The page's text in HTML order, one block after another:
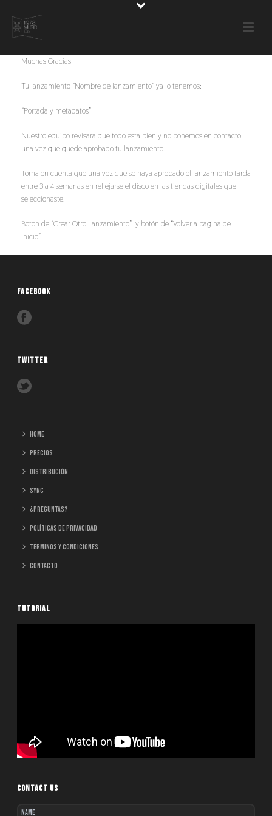
Muchas Gracias!
Tu lanzamiento “Nombre de lanzamiento” ya lo tenemos:
“Portada y metadatos”
Nuestro equipo revisara que todo esta bien y no ponemos en contacto
una vez que quede aprobado tu lanzamiento.
Toma en cuenta que una vez que se haya aprobado el lanzamiento tarda
entre 3 a 4 semanas en reflejarse el disco en las tiendas digitales que
seleccionaste.
Boton de “Crear Otro Lanzamiento” y botón de “Volver a pagina de
Inicio”
FACEBOOK
TWITTER
home
Precios
Distribución
Sync
¿Preguntas?
Políticas de Privacidad
Términos y Condiciones
Contacto
TUTORIAL
CONTACT US